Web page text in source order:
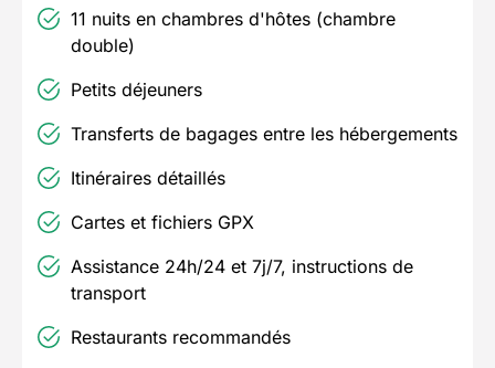
11 nuits en chambres d'hôtes (chambre
double)
Petits déjeuners
Transferts de bagages entre les hébergements
Itinéraires détaillés
Cartes et fichiers GPX
Assistance 24h/24 et 7j/7, instructions de
transport
Restaurants recommandés